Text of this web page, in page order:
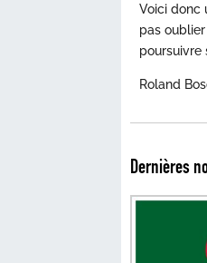
Voici donc
pas
poursuivre
Roland
Dernières